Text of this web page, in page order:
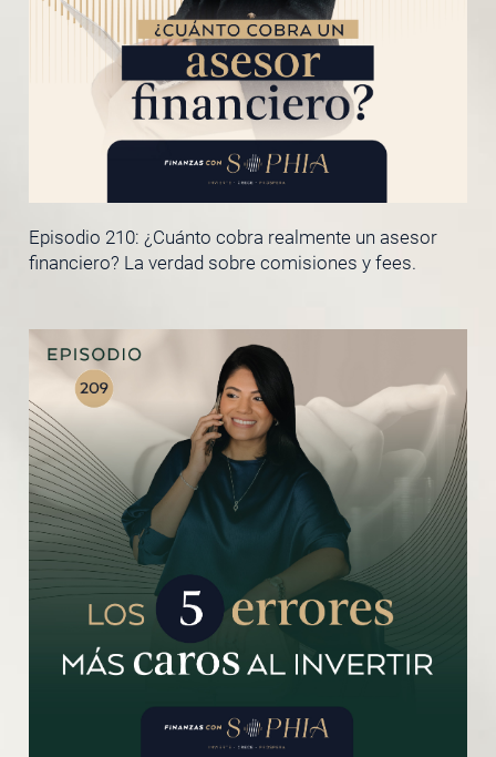
Episodio 210: ¿Cuánto cobra realmente un asesor
financiero? La verdad sobre comisiones y fees.